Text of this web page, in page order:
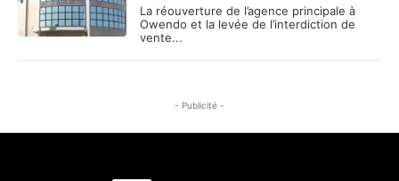
La réouverture de l’agence principale à
Owendo et la levée de l’interdiction de
vente...
- Publicité -